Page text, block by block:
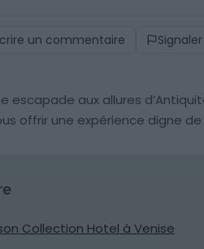
un commentaire Signaler
escapade aux allures
offrir une expérience digne de
Collection Hotel à Venise